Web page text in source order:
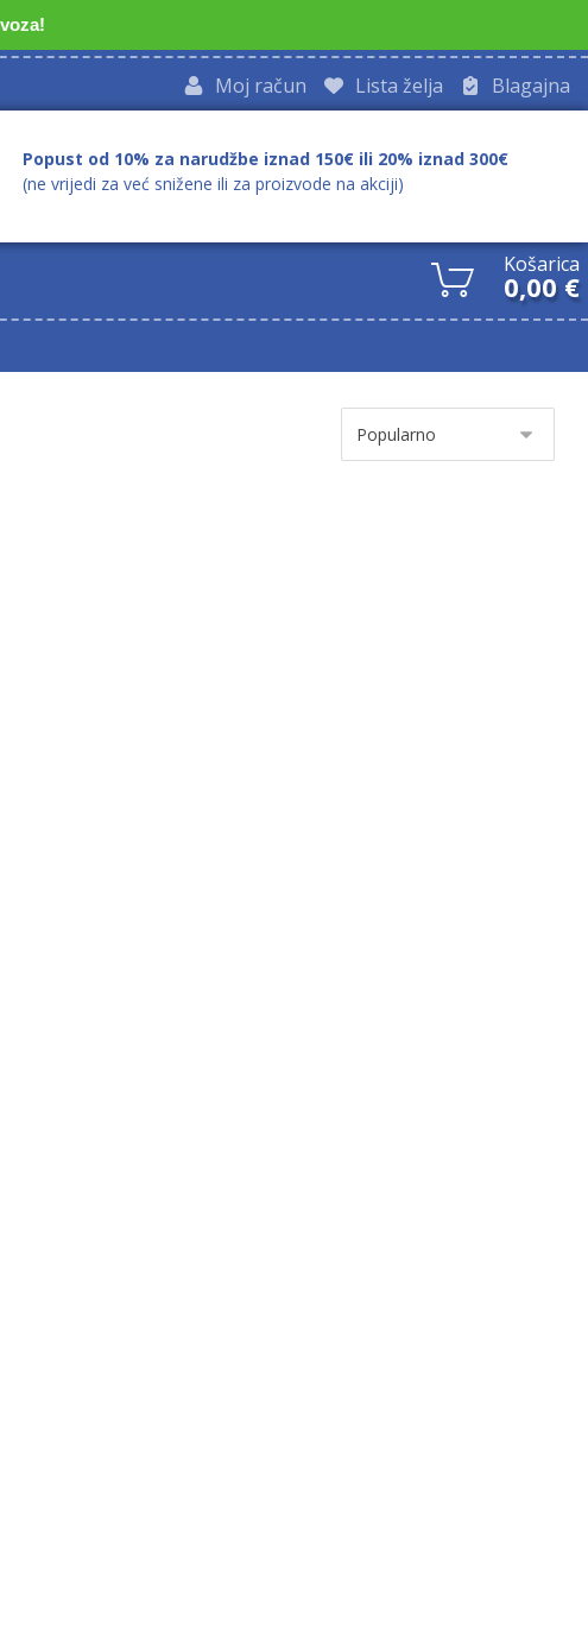
Blagajna
Lista želja
Moj račun
Popust od 10% za narudžbe iznad 150€ ili 20% iznad 300€
(ne vrijedi za već snižene ili za proizvode na akciji)
Košarica
0,00 €